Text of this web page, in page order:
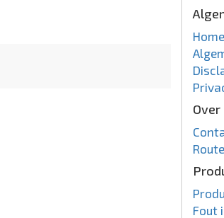
Home
Over
Route
Fout